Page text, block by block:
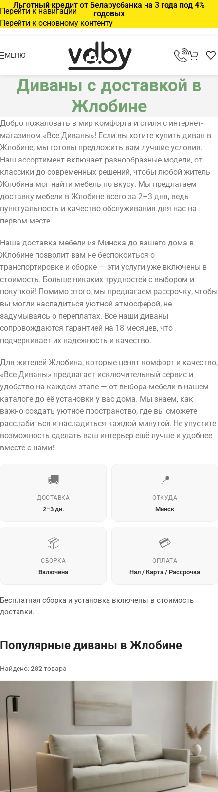
Перейти к навигации
Перейти к основному контенту
Льготный кредит от Беларусбанка на 3 года под 4%
годовых
МЕНЮ
Диваны с доставкой в
Жлобине
Добро пожаловать в мир комфорта и стиля с интернет-
магазином «Все Диваны»! Если вы хотите купить диван в
Жлобине, мы готовы предложить вам лучшие условия.
Наш ассортимент включает разнообразные модели, от
классики до современных решений, чтобы любой житель
Жлобина мог найти мебель по вкусу. Мы предлагаем
доставку мебели в Жлобине всего за 2–3 дня, ведь
пунктуальность и качество обслуживания для нас на
первом месте.
Наша доставка мебели из Минска до вашего дома в
Жлобине позволит вам не беспокоиться о
транспортировке и сборке — эти услуги уже включены в
стоимость. Больше никаких трудностей с выбором и
покупкой! Помимо этого, мы предлагаем рассрочку, чтобы
вы могли насладиться уютной атмосферой, не
задумываясь о переплатах. Все наши диваны
сопровождаются гарантией на 18 месяцев, что
подчеркивает их надежность и качество.
Для жителей Жлобина, которые ценят комфорт и качество,
«Все Диваны» предлагает исключительный сервис и
удобство на каждом этапе — от выбора мебели в нашем
каталоге до её установки у вас дома. Мы знаем, как
важно создать уютное пространство, где вы сможете
расслабиться и насладиться каждой минутой. Не упустите
возможность сделать ваш интерьер ещё лучше и удобнее
вместе с нами!
🚚
ДОСТАВКА
2–3 дн.
📍
ОТКУДА
Минск
📦
СБОРКА
Включена
💳
ОПЛАТА
Нал / Карта / Рассрочка
Бесплатная сборка и установка включены в стоимость
доставки.
Популярные диваны в Жлобине
Найдено:282товара